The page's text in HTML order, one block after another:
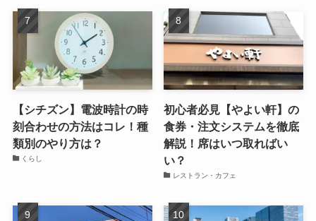
【シチズン】電波時計の時
刻合わせの方法はコレ！種
類別のやり方は？
くらし
初心者必見【やよい軒】の
食券・注文システムを徹底
解説！席はいつ取ればい
い？
レストラン・カフェ